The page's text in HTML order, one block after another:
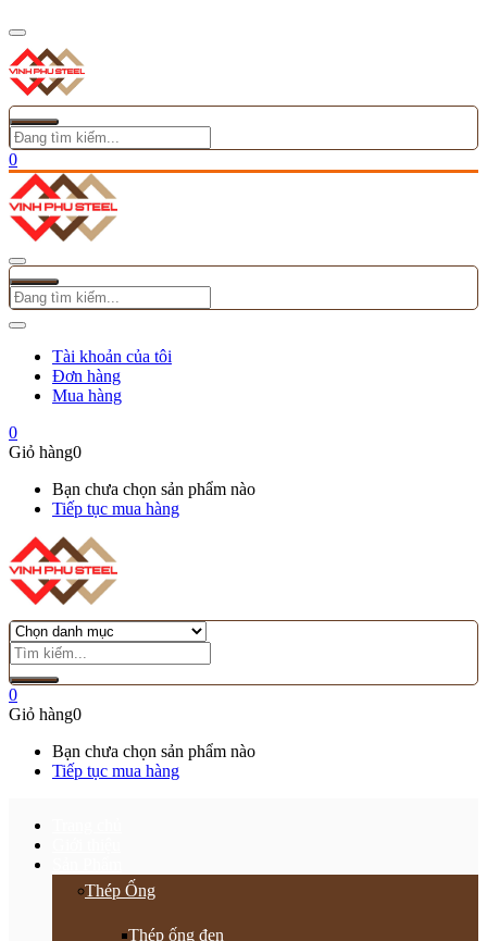
0
Tài khoản của tôi
Đơn hàng
Mua hàng
0
Giỏ hàng0
Bạn chưa chọn sản phẩm nào
Tiếp tục mua hàng
0
Giỏ hàng0
Bạn chưa chọn sản phẩm nào
Tiếp tục mua hàng
Thép Ống
Thép ống đen